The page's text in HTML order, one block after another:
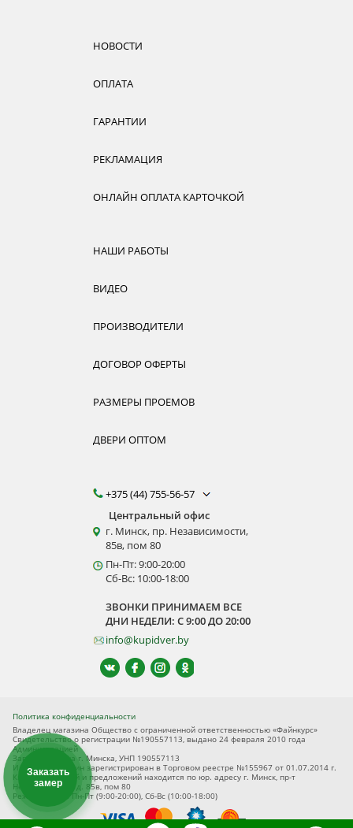
НОВОСТИ
ОПЛАТА
ГАРАНТИИ
РЕКЛАМАЦИЯ
ОНЛАЙН ОПЛАТА КАРТОЧКОЙ
НАШИ РАБОТЫ
ВИДЕО
ПРОИЗВОДИТЕЛИ
ДОГОВОР ОФЕРТЫ
РАЗМЕРЫ ПРОЕМОВ
ДВЕРИ ОПТОМ
+375 (44) 755-56-57
Центральный офис
г. Минск, пр. Независимости,
85в, пом 80
Пн-Пт: 9:00-20:00
Сб-Вс: 10:00-18:00
ЗВОНКИ ПРИНИМАЕМ ВСЕ
ДНИ НЕДЕЛИ: С 9:00 ДО 20:00
info@kupidver.by
Политика конфиденциальности
Владелец магазина Общество с ограниченной ответственностью «Файнкурс»
Свидетельство о регистрации №190557113, выдано 24 февраля 2010 года
Администрацией
Заводского р-на г. Минска, УНП 190557113
Интернет-магазин зарегистрирован в Торговом реестре №155967 от 01.07.2014 г.
Книга замечаний и предложений находится по юр. адресу г. Минск, пр-т
Независимости, д. 85в, пом 80
Режим работы Пн-Пт (9:00-20:00), Сб-Вс (10:00-18:00)
Заказать
замер